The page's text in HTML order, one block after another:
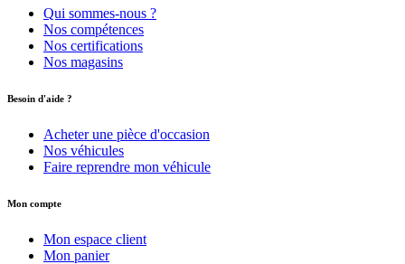
Qui sommes-nous ?
Nos compétences
Nos certifications
Nos magasins
Besoin d'aide ?
Acheter une pièce d'occasion
Nos véhicules
Faire reprendre mon véhicule
Mon compte
Mon espace client
Mon panier